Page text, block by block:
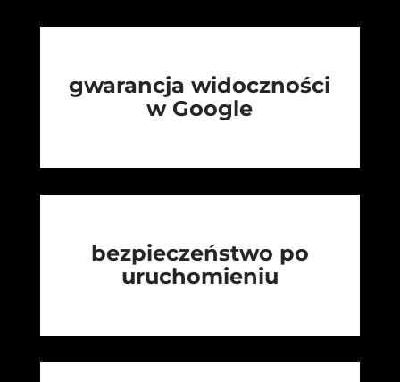
gwarancja widoczności
w Google
bezpieczeństwo po
uruchomieniu